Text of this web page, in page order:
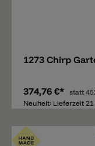
1273 Chirp
374,76 €* statt
Neuheit: Lieferzeit